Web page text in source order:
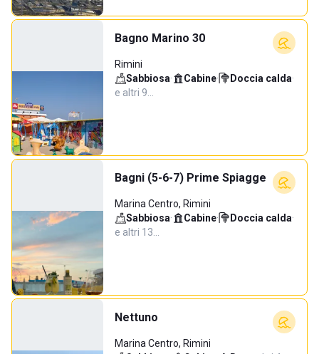
Bagno Marino 30
Rimini
Sabbiosa· Cabine· Doccia calda·
e altri 9…
Bagni (5-6-7) Prime Spiagge
Marina Centro, Rimini
Sabbiosa· Cabine· Doccia calda·
e altri 13…
Nettuno
Marina Centro, Rimini